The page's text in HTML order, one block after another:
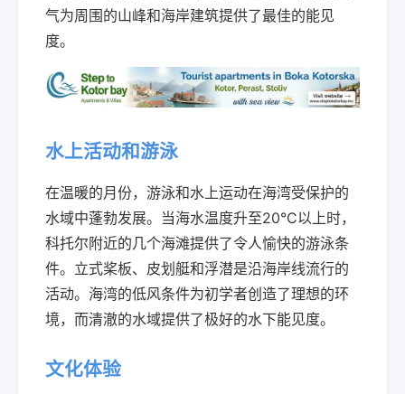
气为周围的山峰和海岸建筑提供了最佳的能见
度。
水上活动和游泳
在温暖的月份，游泳和水上运动在海湾受保护的
水域中蓬勃发展。当海水温度升至20°C以上时，
科托尔附近的几个海滩提供了令人愉快的游泳条
件。立式桨板、皮划艇和浮潜是沿海岸线流行的
活动。海湾的低风条件为初学者创造了理想的环
境，而清澈的水域提供了极好的水下能见度。
文化体验